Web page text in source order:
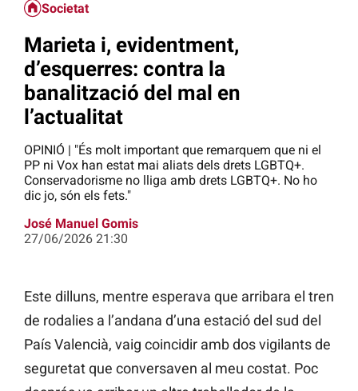
Societat
Marieta i, evidentment,
d’esquerres: contra la
banalització del mal en
l’actualitat
OPINIÓ | "És molt important que remarquem que ni el
PP ni Vox han estat mai aliats dels drets LGBTQ+.
Conservadorisme no lliga amb drets LGBTQ+. No ho
dic jo, són els fets."
José Manuel Gomis
27/06/2026 21:30
Este dilluns, mentre esperava que arribara el tren
de rodalies a l’andana d’una estació del sud del
País Valencià, vaig coincidir amb dos vigilants de
seguretat que conversaven al meu costat. Poc